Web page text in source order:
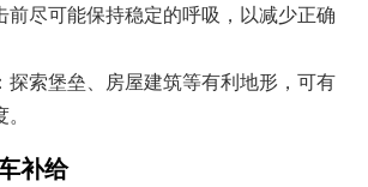
前尽可能保持稳定的呼吸，以减少正确
探索堡垒、房屋建筑等有利地形，可有
补给